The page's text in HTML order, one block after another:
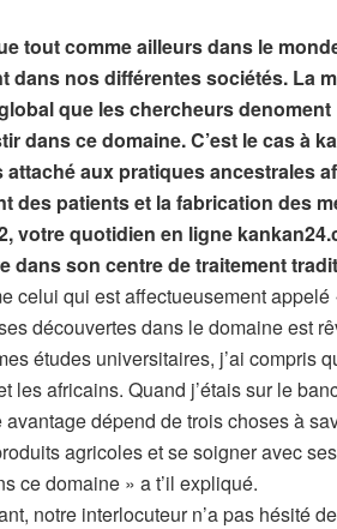
tout comme ailleurs dans le
dans nos différentes sociétés. La
que les chercheurs
dans ce domaine. C’est le cas à
attaché aux pratiques ancestrales
des patients et la fabrication des
votre quotidien en ligne
dans son centre de traitement
celui qui est affectueusement
découvertes dans le domaine est
études universitaires, j’ai compris
les africains. Quand j’étais sur le
avantage dépend de trois choses à
agricoles et se soigner avec
ce domaine » a t’il expliqué.
notre interlocuteur n’a pas hésité